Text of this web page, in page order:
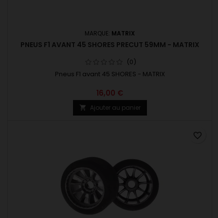
MARQUE: MATRIX
PNEUS F1 AVANT 45 SHORES PRECUT 59MM - MATRIX
(0)
Pneus F1 avant 45 SHORES - MATRIX
16,00 €
 Ajouter au panier
favorite_border